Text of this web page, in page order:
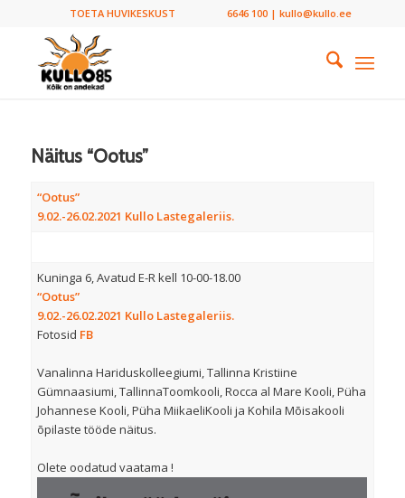
TOETA HUVIKESKUST 6646 100 | kullo@kullo.ee
Näitus “Ootus”
“Ootus”
9.02.-26.02.2021 Kullo Lastegaleriis.
Kuninga 6, Avatud E-R kell 10-00-18.00
“Ootus”
9.02.-26.02.2021 Kullo Lastegaleriis.
Fotosid FB
Vanalinna Hariduskolleegiumi, Tallinna Kristiine
Gümnaasiumi, TallinnaToomkooli, Rocca al Mare Kooli, Püha
Johannese Kooli, Püha MiikaeliKooli ja Kohila Mõisakooli
õpilaste tööde näitus.
Olete oodatud vaatama !